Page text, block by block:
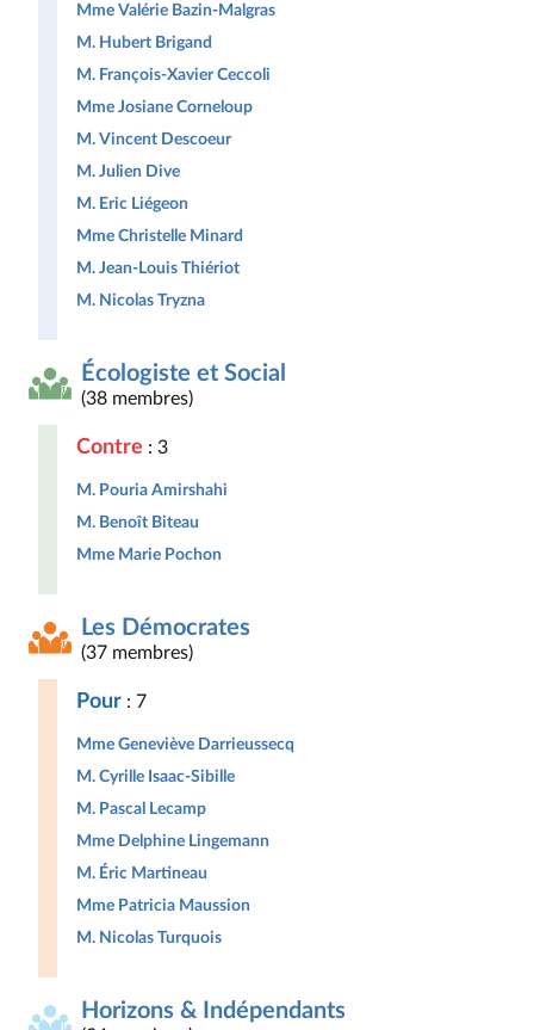
Mme Valérie Bazin-Malgras
M. Hubert Brigand
M. François-Xavier Ceccoli
Mme Josiane Corneloup
M. Vincent Descoeur
M. Julien Dive
M. Eric Liégeon
Mme Christelle Minard
M. Jean-Louis Thiériot
M. Nicolas Tryzna
Écologiste et Social
(38 membres)
Contre : 3
M. Pouria Amirshahi
M. Benoît Biteau
Mme Marie Pochon
Les Démocrates
(37 membres)
Pour : 7
Mme Geneviève Darrieussecq
M. Cyrille Isaac-Sibille
M. Pascal Lecamp
Mme Delphine Lingemann
M. Éric Martineau
Mme Patricia Maussion
M. Nicolas Turquois
Horizons & Indépendants